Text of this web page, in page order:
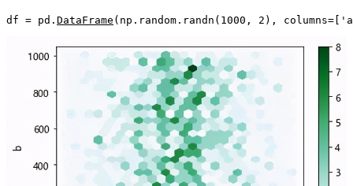
df = pd. DataFrame (np.random.randn(1000, 2),